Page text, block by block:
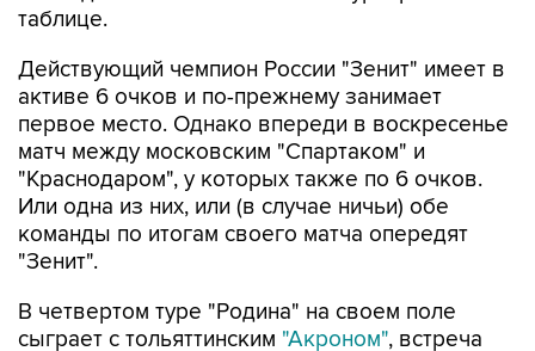
таблице.
Действующий чемпион России "Зенит" имеет в
активе 6 очков и по-прежнему занимает
первое место. Однако впереди в воскресенье
матч между московским "Спартаком" и
"Краснодаром", у которых также по 6 очков.
Или одна из них, или (в случае ничьи) обе
команды по итогам своего матча опередят
"Зенит".
В четвертом туре "Родина" на своем поле
сыграет с тольяттинским "Акроном", встреча